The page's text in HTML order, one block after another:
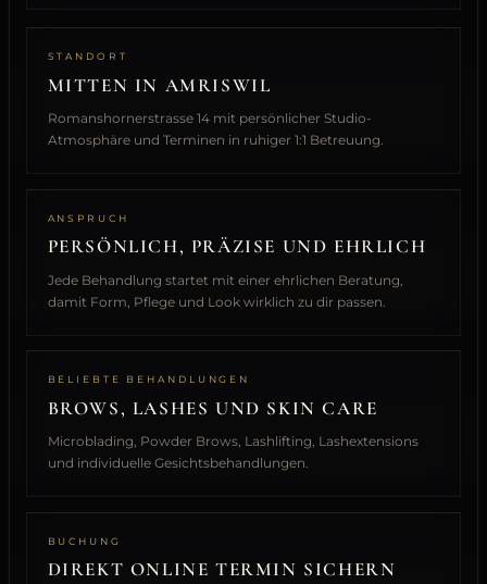
STANDORT
MITTEN IN AMRISWIL
Romanshornerstrasse 14 mit persönlicher Studio-
Atmosphäre und Terminen in ruhiger 1:1 Betreuung.
ANSPRUCH
PERSÖNLICH, PRÄZISE UND EHRLICH
Jede Behandlung startet mit einer ehrlichen Beratung,
damit Form, Pflege und Look wirklich zu dir passen.
BELIEBTE BEHANDLUNGEN
BROWS, LASHES UND SKIN CARE
Microblading, Powder Brows, Lashlifting, Lashextensions
und individuelle Gesichtsbehandlungen.
BUCHUNG
DIREKT ONLINE TERMIN SICHERN